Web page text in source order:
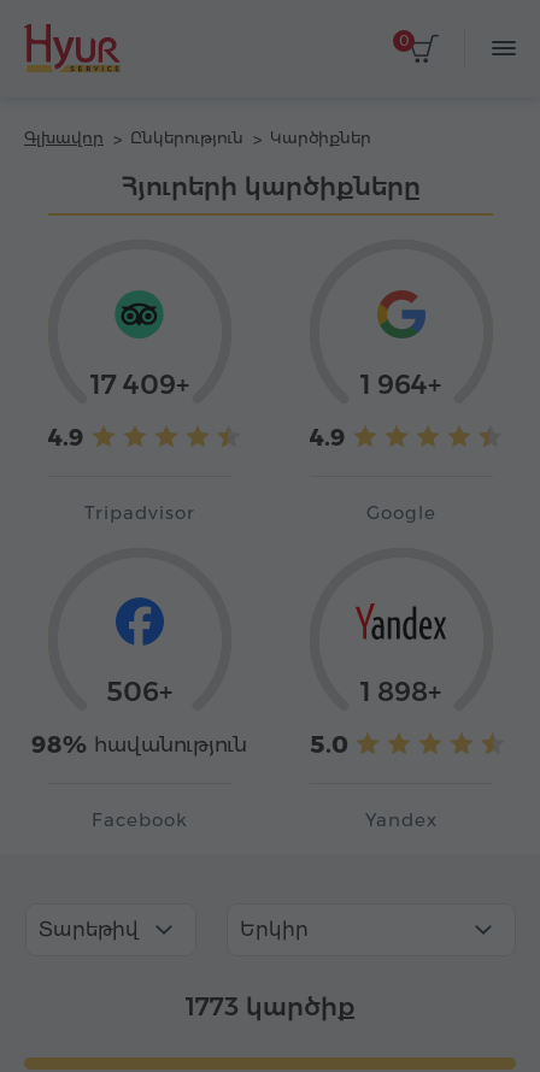
0
Գլխավոր Ընկերություն Կարծիքներ
Հյուրերի կարծիքները
17 409+
4.9
Tripadvisor
1 964+
4.9
Google
506+
98% հավանություն
Facebook
1 898+
5.0
Yandex
Տարեթիվ Երկիր
1773 կարծիք